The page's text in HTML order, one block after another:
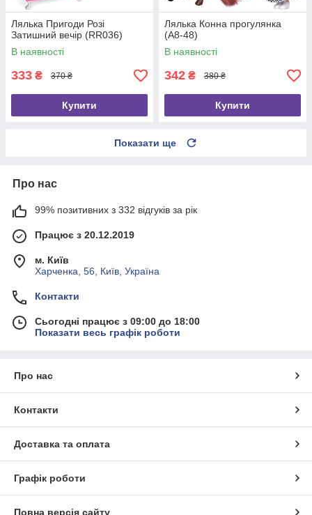
Лялька Пригоди Розі
Затишний вечір (RR036)
В наявності
333 ₴ 370 ₴
Купити
Лялька Конна прогулянка
(A8-48)
В наявності
342 ₴ 380 ₴
Купити
Показати ще
Про нас
99% позитивних з 332 відгуків за рік
Працює з 20.12.2019
м. Київ
Харченка, 56, Київ, Україна
Контакти
Сьогодні працює з 09:00 до 18:00
Показати весь графік роботи
Про нас
Контакти
Доставка та оплата
Графік роботи
Повна версія сайту